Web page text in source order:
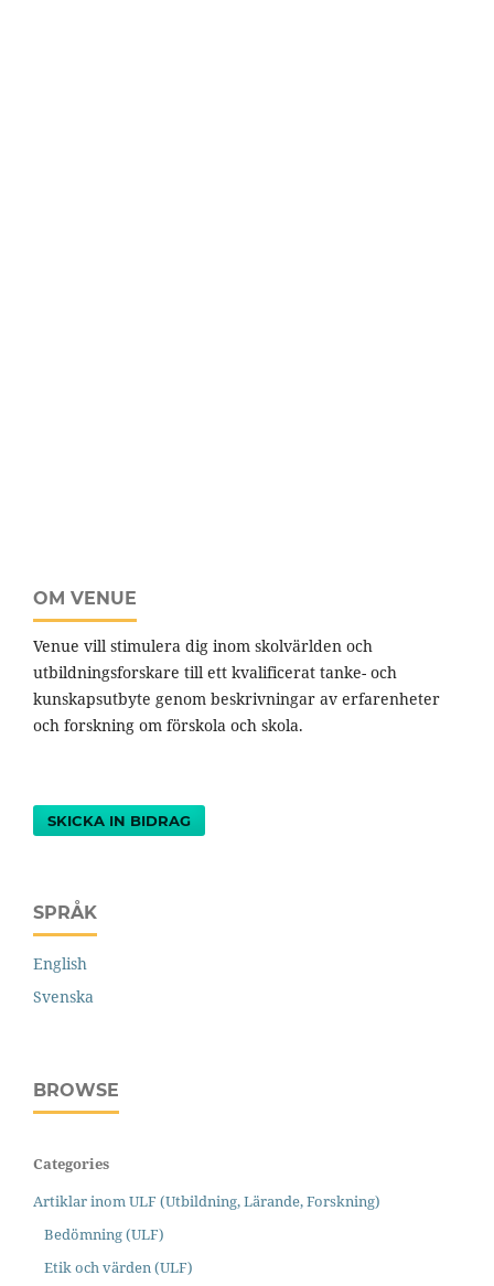
OM VENUE
Venue vill stimulera dig inom skolvärlden och
utbildningsforskare till ett kvalificerat tanke- och
kunskapsutbyte genom beskrivningar av erfarenheter
och forskning om förskola och skola.
SKICKA IN BIDRAG
SPRÅK
English
Svenska
BROWSE
Categories
Artiklar inom ULF (Utbildning, Lärande, Forskning)
Bedömning (ULF)
Etik och värden (ULF)